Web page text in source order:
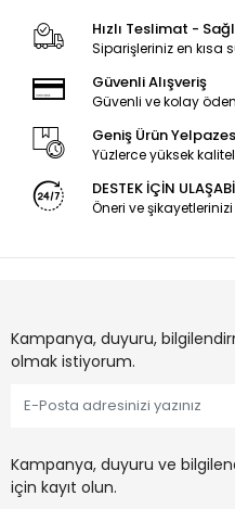
Hızlı Teslimat -
Siparişleriniz en kısa
Güvenli Alışveriş
Güvenli ve kolay
Geniş Ürün
Yüzlerce yüksek
DESTEK İÇİN
Öneri ve
Kampanya, duyuru,
olmak istiyorum.
Kampanya, duyuru ve
için kayıt olun.